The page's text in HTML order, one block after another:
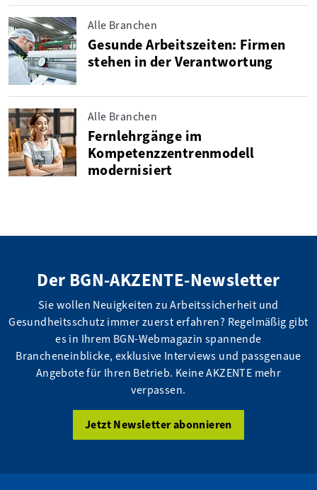
Alle Branchen
Gesunde Arbeitszeiten: Firmen
stehen in der Verantwortung
Alle Branchen
Fernlehrgänge im
Kompetenzzentrenmodell
modernisiert
Der BGN-AKZENTE-Newsletter
Sie wollen Neuigkeiten zu Arbeitssicherheit und
Gesundheitsschutz immer zuerst erfahren? Regelmäßig gibt
es in Ihrem BGN-Webmagazin spannende
Brancheneinblicke, exklusive Interviews und passgenaue
Angebote für Ihren Betrieb. Keine AKZENTE mehr
verpassen.
Jetzt Newsletter abonnieren